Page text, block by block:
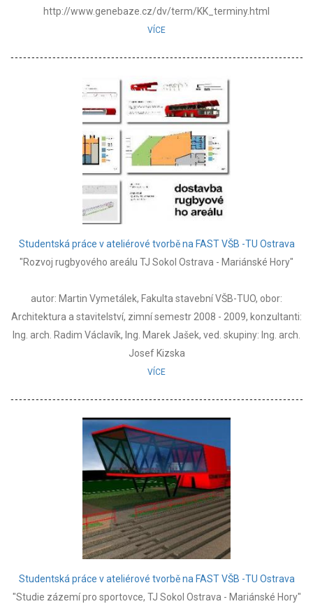
http://www.genebaze.cz/dv/term/KK_terminy.html
VÍCE
Studentská práce v ateliérové tvorbě na FAST VŠB -TU Ostrava
"Rozvoj rugbyového areálu TJ Sokol Ostrava - Mariánské Hory"
autor: Martin Vymetálek, Fakulta stavební VŠB-TUO, obor:
Architektura a stavitelství, zimní semestr 2008 - 2009, konzultanti:
Ing. arch. Radim Václavík, Ing. Marek Jašek, ved. skupiny: Ing. arch.
Josef Kizska
VÍCE
Studentská práce v ateliérové tvorbě na FAST VŠB -TU Ostrava
"Studie zázemí pro sportovce, TJ Sokol Ostrava - Mariánské Hory"